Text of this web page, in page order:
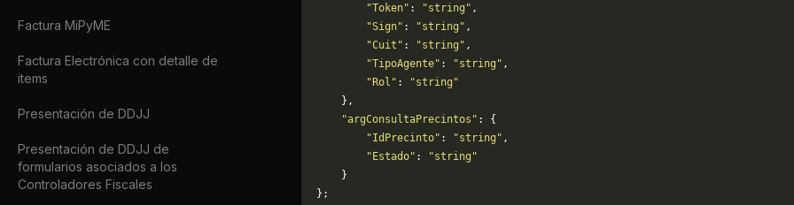
Factura MiPyME
Factura Electrónica con detalle de
items
Presentación de DDJJ
Presentación de DDJJ de
formularios asociados a los
Controladores Fiscales
        "Token"
: "string" ,
        "Sign"
: "string" ,
        "Cuit"
: "string" ,
        "TipoAgente"
: "string" ,
        "Rol"
:
"string"
    },
    "argConsultaPrecintos"
: {
        "IdPrecinto"
: "string" ,
        "Estado"
:
"string"
    }
};